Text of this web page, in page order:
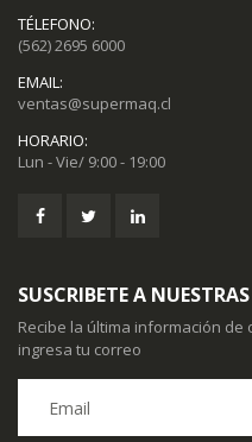
TÉLEFONO:
(562) 2695 6000
EMAIL:
ventas@supermaq.cl
HORARIO:
Lun - Vie/ 9:00 - 19:00
SUSCRIBETE A
Recibe la última información
ingresa tu correo